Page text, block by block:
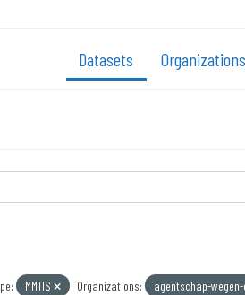
Datasets Organizations
MMTIS Organizations: agentschap-